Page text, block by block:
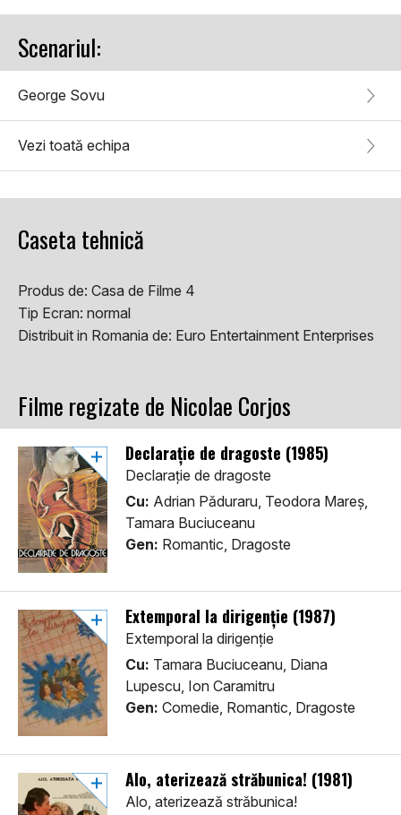
Scenariul:
George Sovu
Vezi toată echipa
Caseta tehnică
Produs de: Casa de Filme 4
Tip Ecran: normal
Distribuit in Romania de: Euro Entertainment Enterprises
Filme regizate de Nicolae Corjos
Declarație de dragoste (1985)
Declarație de dragoste
Cu: Adrian Păduraru, Teodora Mareș,
Tamara Buciuceanu
Gen: Romantic, Dragoste
Extemporal la dirigenție (1987)
Extemporal la dirigenție
Cu: Tamara Buciuceanu, Diana
Lupescu, Ion Caramitru
Gen: Comedie, Romantic, Dragoste
Alo, aterizează străbunica! (1981)
Alo, aterizează străbunica!